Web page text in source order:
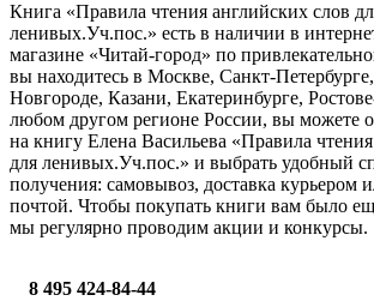
Книга «Правила чтения английских слов
ленивых.Уч.пос.» есть в наличии в
магазине «Читай-город» по
вы находитесь в Москве, Санкт-
Новгороде, Казани, Екатеринбурге,
любом другом регионе России, вы можете
на книгу Елена Васильева «Правила
для ленивых.Уч.пос.» и выбрать удобный
получения: самовывоз, доставка курьером
почтой. Чтобы покупать книги вам было
мы регулярно проводим акции и конкурсы.
8 495 424-84-44